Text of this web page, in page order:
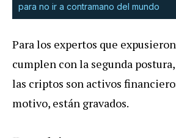
para no ir a contramano del mundo
Para los expertos que
cumplen con la segunda
las criptos son activos
motivo, están gravados.